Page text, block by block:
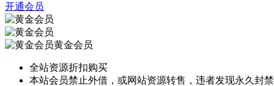
开通会员
黄金会员
全站资源折扣购买
本站会员禁止外借，或网站资源转售，违者发现永久封禁